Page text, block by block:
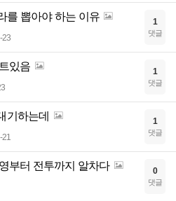
를 뽑아야 하는 이유
23
1
댓글
있음 1
댓글
기하는데 1
댓글
부터 전투까지 알차다 0
댓글